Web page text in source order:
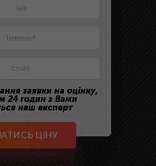
заявки на оцінку,
24 годин з Вами
наш експерт
ЦІНУ